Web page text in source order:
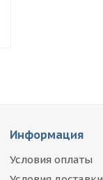
Информация
Условия оплаты